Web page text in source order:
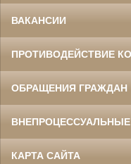
ВАКАНСИИ
ПРОТИВОДЕЙСТВИЕ
ОБРАЩЕНИЯ ГРАЖДАН
КАРТА САЙТА